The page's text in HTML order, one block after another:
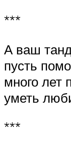
***
А ваш
пусть
много лет
уметь
***